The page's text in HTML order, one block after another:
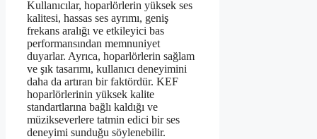
Kullanıcılar, hoparlörlerin yüksek ses
kalitesi, hassas ses ayrımı, geniş
frekans aralığı ve etkileyici bas
performansından memnuniyet
duyarlar. Ayrıca, hoparlörlerin sağlam
ve şık tasarımı, kullanıcı deneyimini
daha da artıran bir faktördür. KEF
hoparlörlerinin yüksek kalite
standartlarına bağlı kaldığı ve
müzikseverlere tatmin edici bir ses
deneyimi sunduğu söylenebilir.